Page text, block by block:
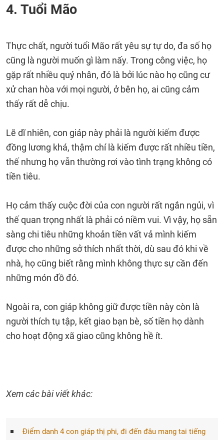
4. Tuổi Mão
Thực chất, người tuổi Mão rất yêu sự tự do, đa số họ
cũng là người muốn gì làm nấy. Trong công việc, họ
gặp rất nhiều quý nhân, đó là bởi lúc nào họ cũng cư
xử chan hòa với mọi người, ở bên họ, ai cũng cảm
thấy rất dễ chịu.
Lẽ dĩ nhiên, con giáp này phải là người kiếm được
đồng lương khá, thậm chí là kiếm được rất nhiều tiền,
thế nhưng họ vẫn thường rơi vào tình trạng không có
tiền tiêu.
Họ cảm thấy cuộc đời của con người rất ngắn ngủi, vì
thế quan trọng nhất là phải có niềm vui. Vì vậy, họ sẵn
sàng chi tiêu những khoản tiền vất vả mình kiếm
được cho những sở thích nhất thời, dù sau đó khi về
nhà, họ cũng biết rằng mình không thực sự cần đến
những món đồ đó.
Ngoài ra, con giáp không giữ được tiền này còn là
người thích tụ tập, kết giao bạn bè, số tiền họ dành
cho hoạt động xã giao cũng không hề ít.
Xem các bài viết khác:
Điểm danh 4 con giáp thị phi, đi đến đâu mang tai tiếng